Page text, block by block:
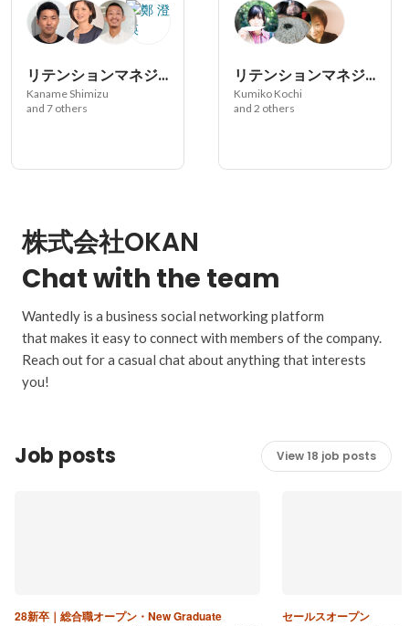
リテンションマネジメント事業部 CRMグループ
Kaname Shimizu
and 7 others
リテンションマネジメント事業部 SCMグループ
Kumiko Kochi
and 2 others
株式会社OKAN
Chat with the team
Wantedly is a business social networking platform
that makes it easy to connect with members of the company.
Reach out for a casual chat about anything that interests
you!
Job posts View 18 job posts
28新卒｜総合職オープン・New Graduate セールスオープン